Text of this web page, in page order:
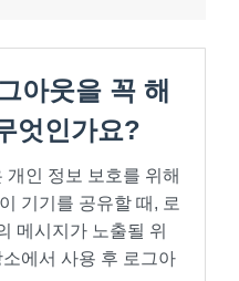
아웃을 꼭 해
엇인가요?
인 정보 보호를 위해
기기를 공유할 때, 로
메시지가 노출될 위
에서 사용 후 로그아